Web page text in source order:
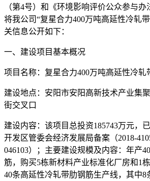
（第4号）和《环境影响评价公众参与
将我公司“复星合力400万吨高延性冷轧
关信息公开如下：
一、建设项目基本概况
项目名称：复星合力400万吨高延性冷轧
建设地点：安阳市安阳高新技术产业集
街交叉口
建设内容：该项目总投资185743万元，
开发区管委会经济发展局备案（2018-
046103）；主要建设规模及内容：年产
筋，购买5栋新材料产业标准化厂房和1
40条高延性冷轧带肋钢筋生产线，其中8